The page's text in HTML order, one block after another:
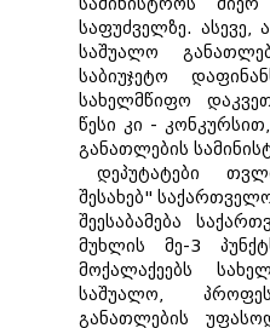
სამინისტროს მიერ
საფუძველზე. ასევე,
საშუალო
საბიუჯეტო
სახელმწიფო
წესი კი -
განათლების
დეპუტატები
შესახებ"
შეესაბამება
მუხლის მე-3
მოქალაქეებს
საშუალო,
განათლების